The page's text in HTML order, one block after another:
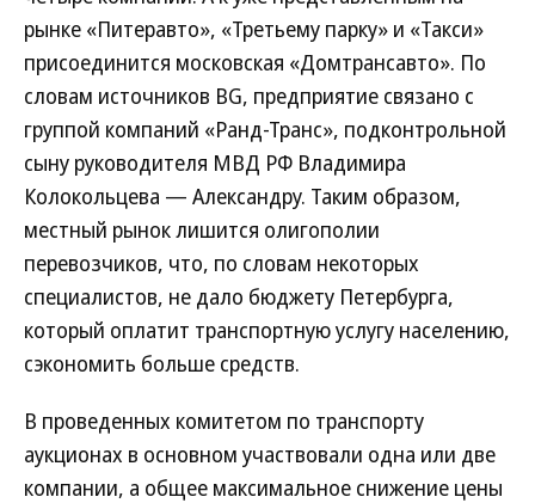
рынке «Питеравто», «Третьему парку» и «Такси»
присоединится московская «Домтрансавто». По
словам источников BG, предприятие связано с
группой компаний «Ранд-Транс», подконтрольной
сыну руководителя МВД РФ Владимира
Колокольцева — Александру. Таким образом,
местный рынок лишится олигополии
перевозчиков, что, по словам некоторых
специалистов, не дало бюджету Петербурга,
который оплатит транспортную услугу населению,
сэкономить больше средств.
В проведенных комитетом по транспорту
аукционах в основном участвовали одна или две
компании, а общее максимальное снижение цены